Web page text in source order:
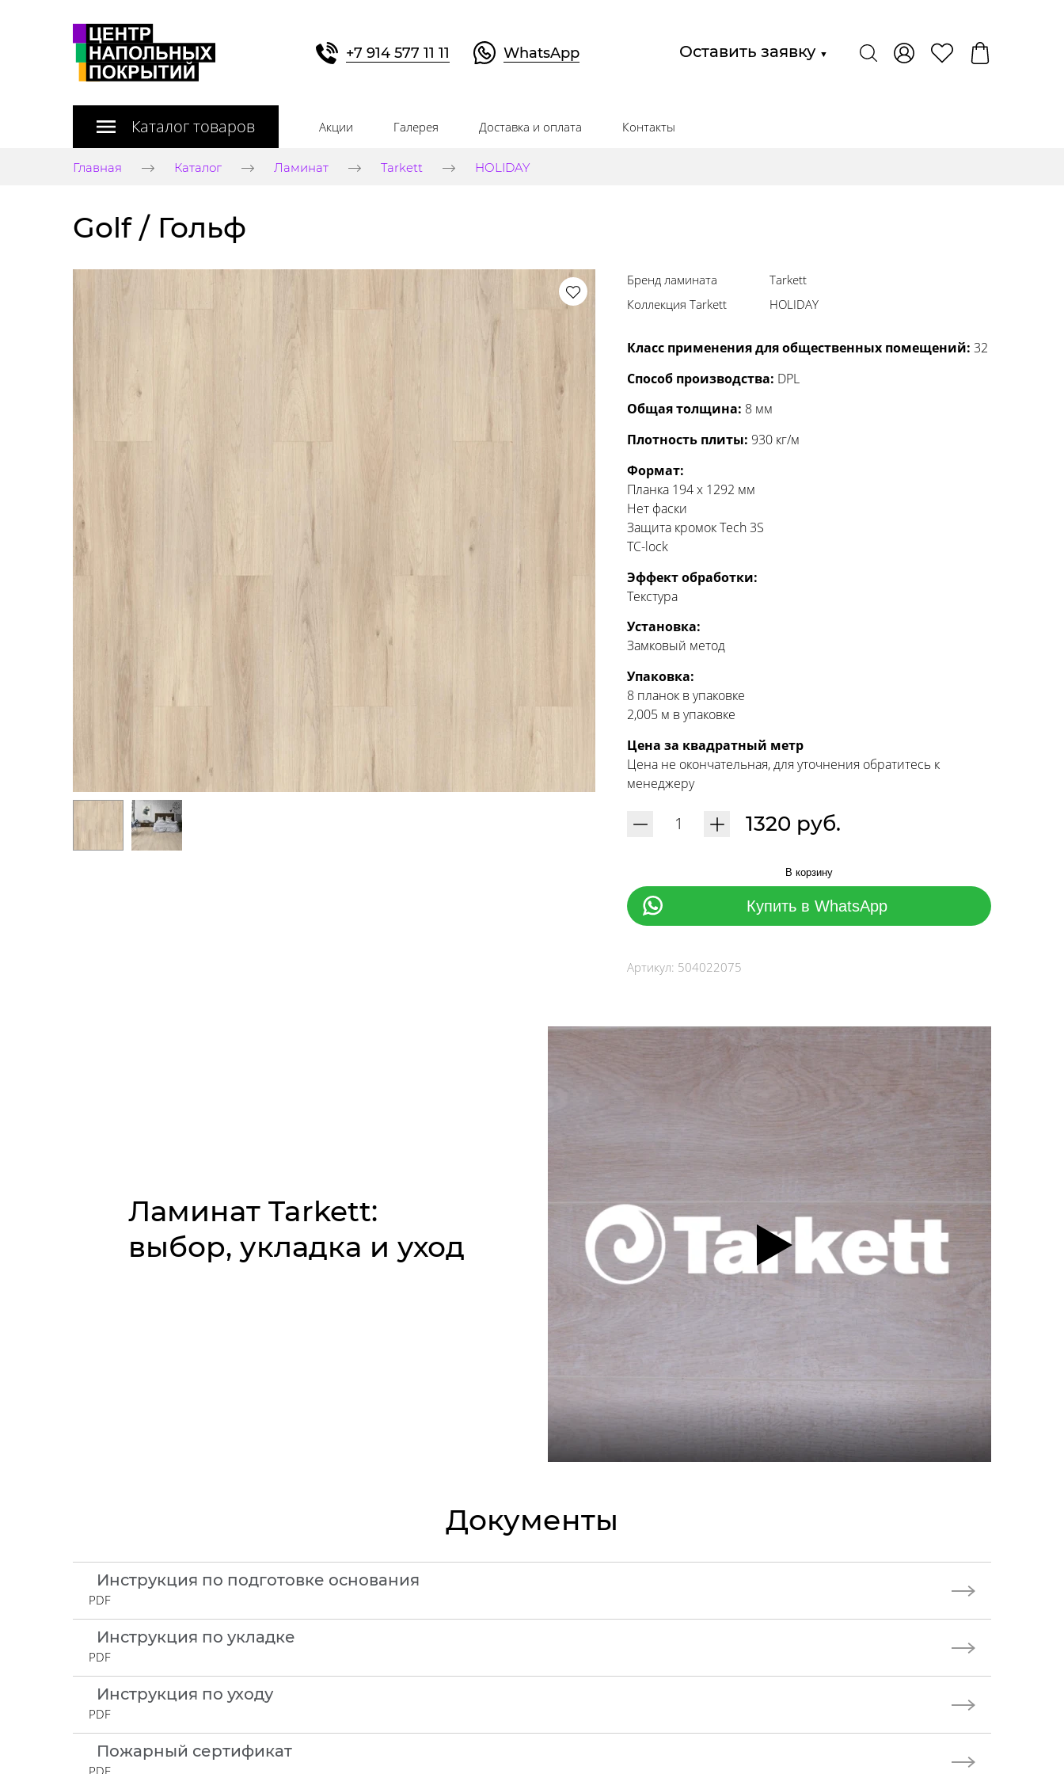
+7 914 577 11 11 WhatsApp Оставить заявку ▼
Каталог товаров Акции Галерея Доставка и оплата Контакты
Главная Каталог Ламинат Tarkett HOLIDAY
Golf / Гольф
Бренд ламината
Tarkett
Коллекция Tarkett
HOLIDAY
Класс применения для общественных помещений: 32
Способ производства: DPL
Общая толщина: 8 мм
Плотность плиты: 930 кг/м
Формат:
Планка 194 x 1292 мм
Нет фаски
Защита кромок Tech 3S
TC-lock
Эффект обработки:
Текстура
Установка:
Замковый метод
Упаковка:
8 планок в упаковке
2,005 м в упаковке
Цена за квадратный метр
Цена не окончательная, для уточнения обратитесь к
менеджеру
1320 руб.
В корзину
Купить в WhatsApp
Артикул: 504022075
Ламинат Tarkett:
выбор, укладка и уход
Документы
Инструкция по подготовке основания
PDF
Инструкция по укладке
PDF
Инструкция по уходу
PDF
Пожарный сертификат
PDF